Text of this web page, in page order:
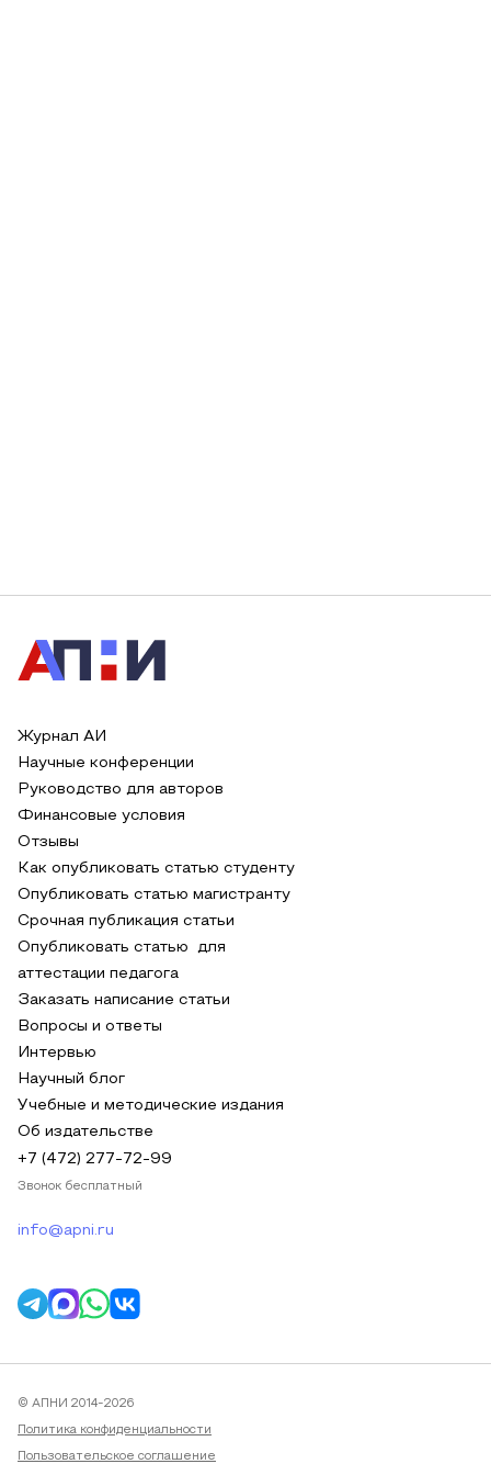
Журнал АИ
Научные конференции
Руководство для авторов
Финансовые условия
Отзывы
Как опубликовать статью студенту
Опубликовать статью магистранту
Срочная публикация статьи
Опубликовать статью для
аттестации педагога
Заказать написание статьи
Вопросы и ответы
Интервью
Научный блог
Учебные и методические издания
Об издательстве
+7 (472) 277-72-99
Звонок бесплатный
info@apni.ru
© АПНИ 2014-2026
Политика конфиденциальности
Пользовательское соглашение